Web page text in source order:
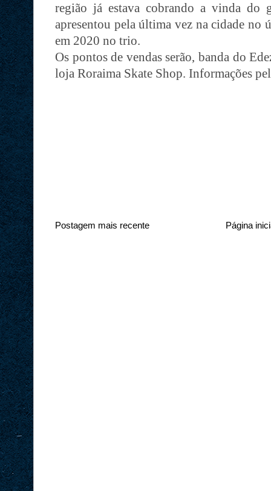
região já estava cobrando a vinda do
apresentou pela última vez na cidade no
em 2020 no trio.
Os pontos de vendas serão, banda do
loja Roraima Skate Shop. Informações
Postagem mais recente Página